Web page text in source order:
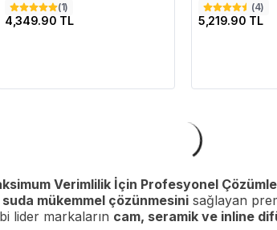
(1)
4,349.90 TL
(4)
5,219.90 TL
Verimlilik İçin Profesyonel
suda mükemmel çözünmesini sağlayan
lider markaların cam, seramik ve inline